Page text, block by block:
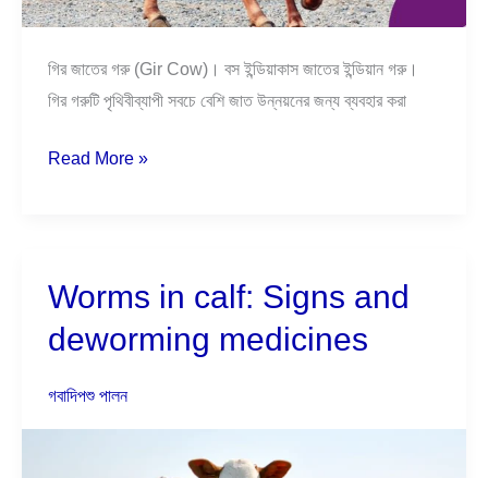
গির জাতের গরু (Gir Cow)। বস ইন্ডিয়াকাস জাতের ইন্ডিয়ান গরু।
গির গরুটি পৃথিবীব্যাপী সবচে বেশি জাত উন্নয়নের জন্য ব্যবহার করা
Read More »
Worms in calf: Signs and
deworming medicines
গবাদিপশু পালন
Worms
calf:
Signs